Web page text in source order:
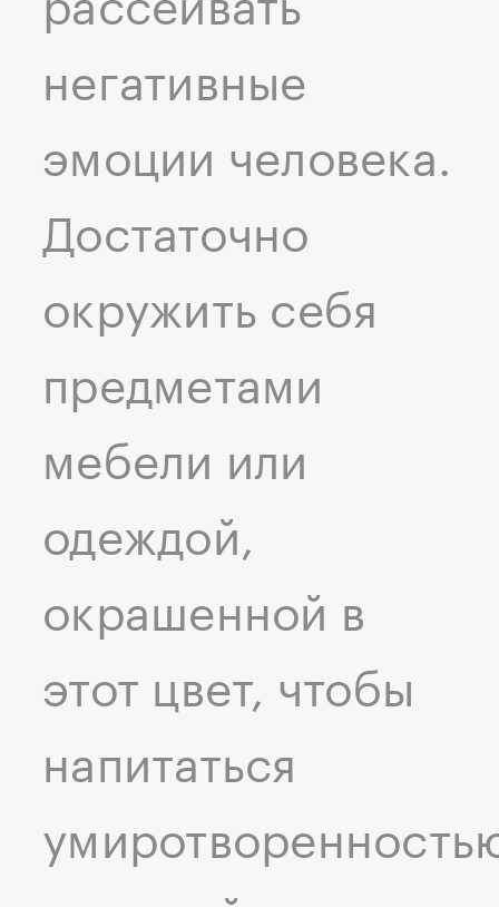
рассеивать
негативные
эмоции человека.
Достаточно
окружить себя
предметами
мебели или
одеждой,
окрашенной в
этот цвет, чтобы
напитаться